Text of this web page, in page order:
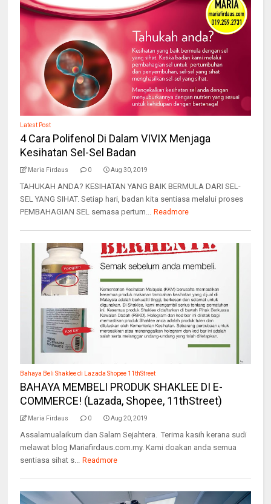
Latest Post
4 Cara Polifenol Di Dalam VIVIX Menjaga
Kesihatan Sel-Sel Badan
Maria Firdaus 0 Aug 30, 2019
TAHUKAH ANDA? KESIHATAN YANG BAIK BERMULA DARI SEL-
SEL YANG SIHAT. Setiap hari, badan kita sentiasa melalui proses
PEMBAHAGIAN SEL semasa pertum...
Readmore
Bahaya Beli Shaklee di Lazada Shopee 11thStreet
BAHAYA MEMBELI PRODUK SHAKLEE DI E-
COMMERCE! (Lazada, Shopee, 11thStreet)
Maria Firdaus 0 Aug 20, 2019
Assalamualaikum dan Salam Sejahtera. Terima kasih kerana sudi
melawat blog Mariafirdaus.com.my. Kami doakan anda semua
sentiasa sihat s...
Readmore